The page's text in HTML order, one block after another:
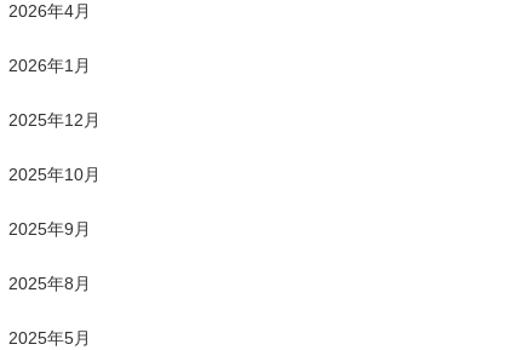
2026年4月
2026年1月
2025年12月
2025年10月
2025年9月
2025年8月
2025年5月